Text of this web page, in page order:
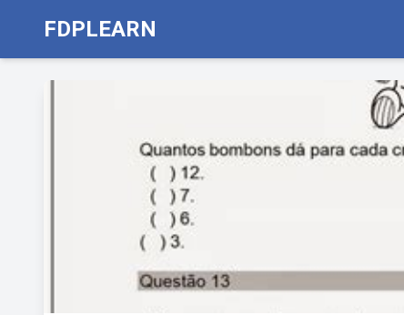
FDPLEARN